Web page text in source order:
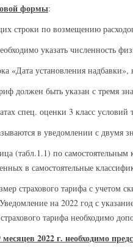
формы:
строки по возмещению
указать численность
«Дата установления
должен быть указан с тремя
спец. оценки 3 класс
в уведомлении с двумя
(табл.1.1) по
в самостоятельные
страхового тарифа с учетом
на 2022 год с
тарифа необходимо
2022 г. необходимо